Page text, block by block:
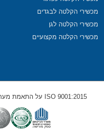
מכשירי הקלטה לבגדים
מכשירי הקלטה לגן
מכשירי הקלטה מקצועיים
ISO 9001:2015 על התאמת מערכת ניהול האיכות של הארגון בדרישות